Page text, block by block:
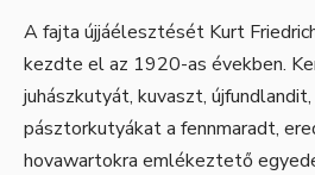
A fajta újjáélesztését Kurt
kezdte el az 1920-as években.
juhászkutyát, kuvaszt,
pásztorkutyákat a fennmaradt,
hovawartokra emlékeztető